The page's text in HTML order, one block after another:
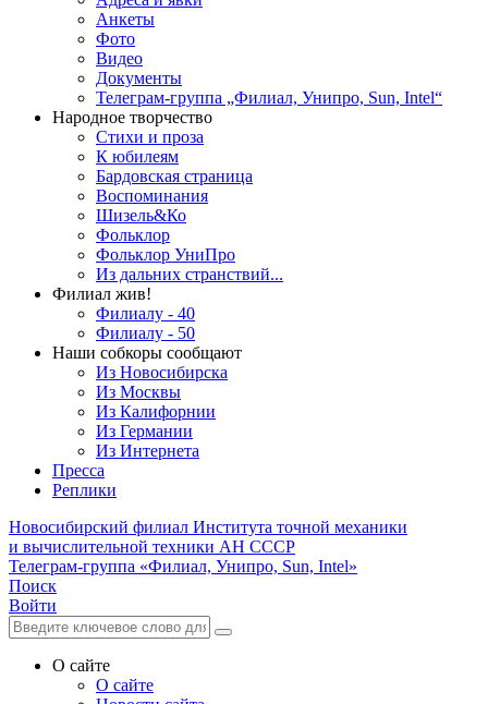
Анкеты
Фото
Видео
Документы
Телеграм-группа „Филиал, Унипро, Sun, Intel“
Народное творчество
Стихи и проза
К юбилеям
Бардовская страница
Воспоминания
Шизель&Ко
Фольклор
Фольклор УниПро
Из дальних странствий...
Филиал жив!
Филиалу - 40
Филиалу - 50
Наши собкоры сообщают
Из Новосибирска
Из Москвы
Из Калифорнии
Из Германии
Из Интернета
Пресса
Реплики
Новосибирский филиал Института точной механики
и вычислительной техники АН СССР
Телеграм-группа «Филиал, Унипро, Sun, Intel»
Поиск
Войти
О сайте
О сайте